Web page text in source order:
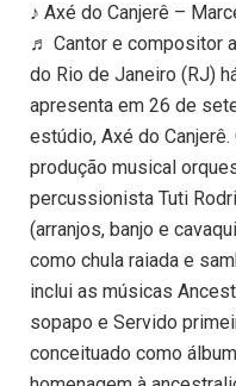
♪ Axé do Canjerê –
♬ Cantor e compositor
do Rio de Janeiro (RJ)
apresenta em 26 de
estúdio, Axé do
produção musical
percussionista Tuti
(arranjos, banjo e
como chula raiada e
inclui as músicas
sopapo e Servido
conceituado como